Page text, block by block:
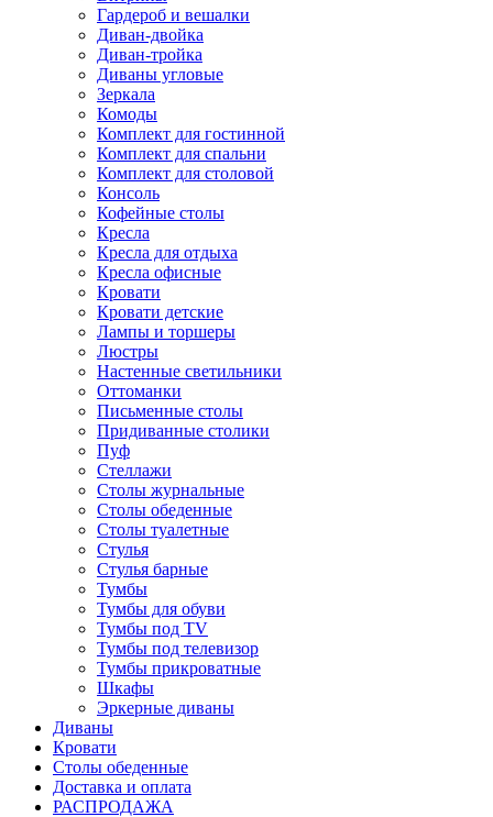
Гардероб и вешалки
Диван-двойка
Диван-тройка
Диваны угловые
Зеркала
Комоды
Комплект для гостинной
Комплект для спальни
Комплект для столовой
Консоль
Кофейные столы
Кресла
Кресла для отдыха
Кресла офисные
Кровати
Кровати детские
Лампы и торшеры
Люстры
Настенные светильники
Оттоманки
Письменные столы
Придиванные столики
Пуф
Стеллажи
Столы журнальные
Столы обеденные
Столы туалетные
Стулья
Стулья барные
Тумбы
Тумбы для обуви
Тумбы под TV
Тумбы под телевизор
Тумбы прикроватные
Шкафы
Эркерные диваны
Диваны
Кровати
Столы обеденные
Доставка и оплата
РАСПРОДАЖА